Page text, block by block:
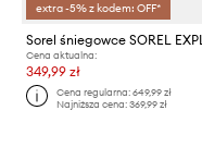
extra -5% z kodem: OFF*
Cena aktualna:
349,99 zł
Cena regularna:649,99 zł
Najniższa cena:369,99 zł